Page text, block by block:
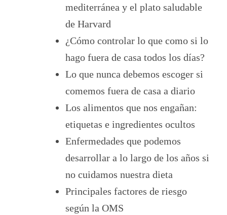
mediterránea y el plato saludable
de Harvard
¿Cómo controlar lo que como si lo
hago fuera de casa todos los días?
Lo que nunca debemos escoger si
comemos fuera de casa a diario
Los alimentos que nos engañan:
etiquetas e ingredientes ocultos
Enfermedades que podemos
desarrollar a lo largo de los años si
no cuidamos nuestra dieta
Principales factores de riesgo
según la OMS